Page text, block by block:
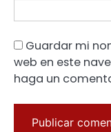
Guardar mi
web en este
haga un